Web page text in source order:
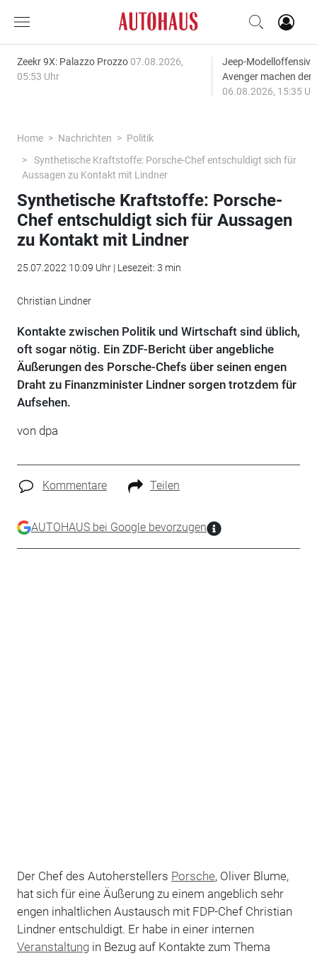
Zeekr 9X: Palazzo Prozzo 07.08.2026,
05:53 Uhr
Jeep-
Avenger machen
06.08.2026, 15:35
Home Nachrichten
Politik
Synthetische Kraftstoffe: Porsche-Chef entschuldigt sich für
Aussagen zu Kontakt mit Lindner
Synthetische Kraftstoffe: Porsche-
Chef entschuldigt sich für Aussagen
zu Kontakt mit Lindner
25.07.2022 10:09 Uhr | Lesezeit: 3 min
Christian Lindner
Kontakte zwischen Politik und Wirtschaft sind üblich,
oft sogar nötig. Ein ZDF-Bericht über angebliche
Äußerungen des Porsche-Chefs über seinen engen
Draht zu Finanzminister Lindner sorgen trotzdem für
Aufsehen.
von dpa
Kommentare Teilen
AUTOHAUS bei Google bevorzugen
Der Chef des Autoherstellers Porsche, Oliver Blume,
hat sich für eine Äußerung zu einem angeblich sehr
engen inhaltlichen Austausch mit FDP-Chef Christian
Lindner entschuldigt. Er habe in einer internen
Veranstaltungin Bezug auf Kontakte zum Thema